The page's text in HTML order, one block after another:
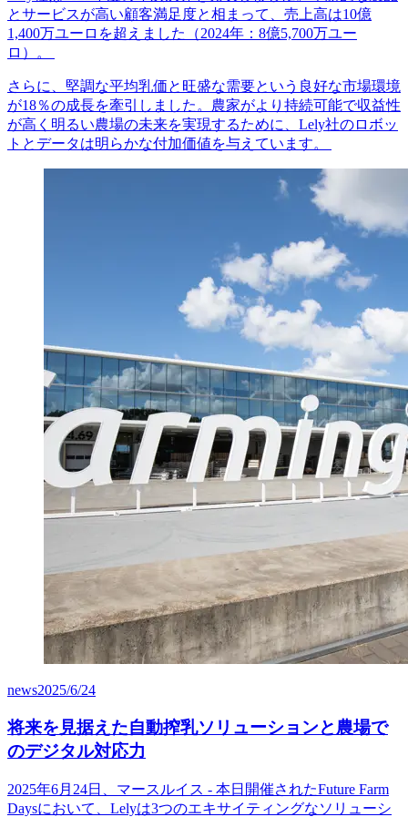
とサービスが高い顧客満足度と相まって、売上高は10億
1,400万ユーロを超えました（2024年：8億5,700万ユー
ロ）。
さらに、堅調な平均乳価と旺盛な需要という良好な市場環境
が18％の成長を牽引しました。農家がより持続可能で収益性
が高く明るい農場の未来を実現するために、Lely社のロボッ
トとデータは明らかな付加価値を与えています。
news2025/6/24
将来を見据えた自動搾乳ソリューションと農場で
のデジタル対応力
2025年6月24日、マースルイス - 本日開催されたFuture Farm
Daysにおいて、Lelyは3つのエキサイティングなソリューシ